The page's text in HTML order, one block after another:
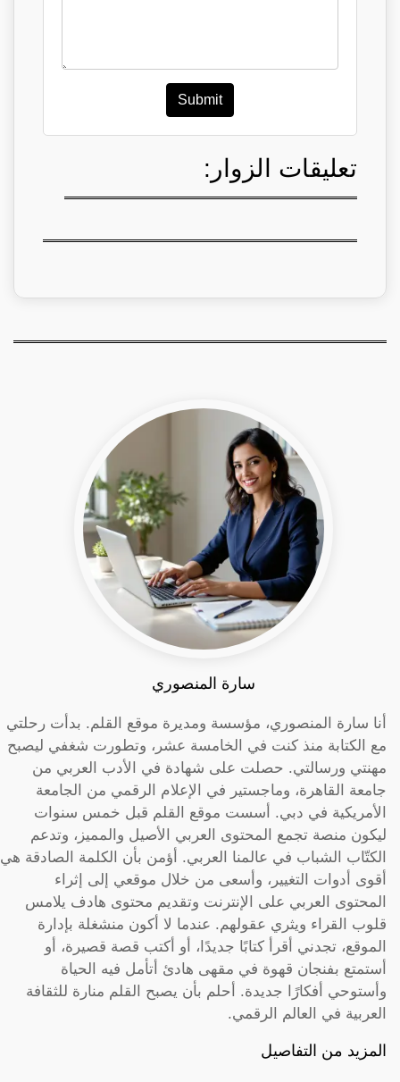
Submit
تعليقات الزوار:
سارة المنصوري
أنا سارة المنصوري، مؤسسة ومديرة موقع القلم. بدأت رحلتي
مع الكتابة منذ كنت في الخامسة عشر، وتطورت شغفي ليصبح
مهنتي ورسالتي. حصلت على شهادة في الأدب العربي من
جامعة القاهرة، وماجستير في الإعلام الرقمي من الجامعة
الأمريكية في دبي. أسست موقع القلم قبل خمس سنوات
ليكون منصة تجمع المحتوى العربي الأصيل والمميز، وتدعم
الكتّاب الشباب في عالمنا العربي. أؤمن بأن الكلمة الصادقة هي
أقوى أدوات التغيير، وأسعى من خلال موقعي إلى إثراء
المحتوى العربي على الإنترنت وتقديم محتوى هادف يلامس
قلوب القراء ويثري عقولهم. عندما لا أكون منشغلة بإدارة
الموقع، تجدني أقرأ كتابًا جديدًا، أو أكتب قصة قصيرة، أو
أستمتع بفنجان قهوة في مقهى هادئ أتأمل فيه الحياة
وأستوحي أفكارًا جديدة. أحلم بأن يصبح القلم منارة للثقافة
العربية في العالم الرقمي.
المزيد من التفاصيل